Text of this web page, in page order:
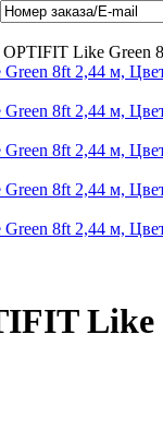
OPTIFIT Like Green
Like